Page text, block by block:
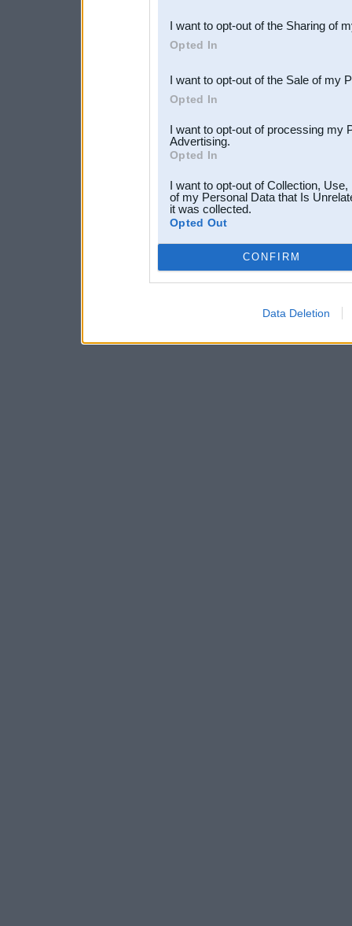
Downstream Participants
third parties.
I want to opt-out of the Sharing of
Opted In
I want to opt-out of the Sale of my
Opted In
I want to opt-out of processing my
Advertising.
Opted In
I want to opt-out of Collection,
of my Personal Data that Is
it was collected.
Opted Out
CONFIRM
Data Deletion